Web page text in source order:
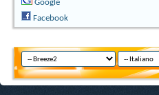
Google
Facebook